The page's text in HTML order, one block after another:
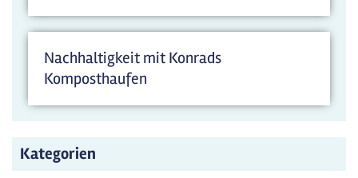
Nachhaltigkeit mit Konrads
Komposthaufen
Kategorien